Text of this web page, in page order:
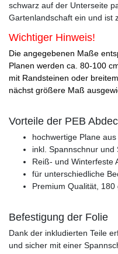
schwarz auf der Unterseite
Gartenlandschaft ein und ist
Wichtiger Hinweis!
Die angegebenen Maße
Planen werden ca. 80-100
mit Randsteinen oder
nächst größere Maß
Vorteile der PEB
hochwertige Plane
inkl. Spannschnur und
Reiß- und Winterfeste
für unterschiedliche
Premium Qualität, 180
Befestigung der Folie
Dank der inkludierten Teile
und sicher mit einer